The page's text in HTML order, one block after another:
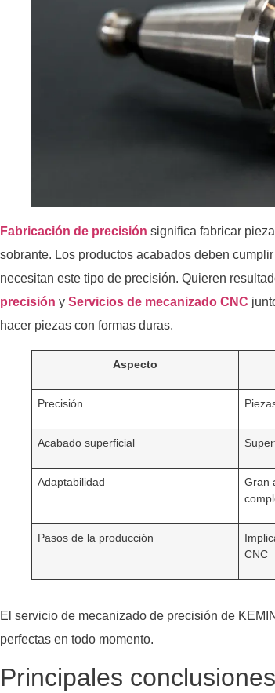
Fabricación de precisión significa fabricar
sobrante. Los productos acabados deben
necesitan este tipo de precisión. Quieren
precisión y Servicios de mecanizado CNC
hacer piezas con formas duras.
Aspecto
Precisión
Acabado superficial
Adaptabilidad
Gran
Pasos de la producción
CNC
El servicio de mecanizado de precisión de
perfectas en todo momento.
Principales conclusiones